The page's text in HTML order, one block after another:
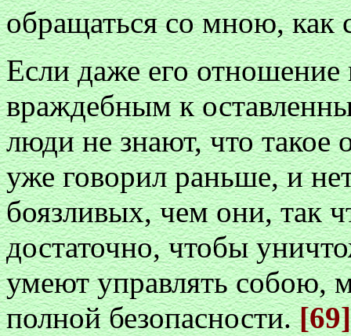
обращаться со мною, как
Если даже его отношение
враждебным к
люди не знают, что
уже говорил раньше, и
боязливых, чем они, так
достаточно, чтобы
умеют управлять собою,
полной безопасности. [69]